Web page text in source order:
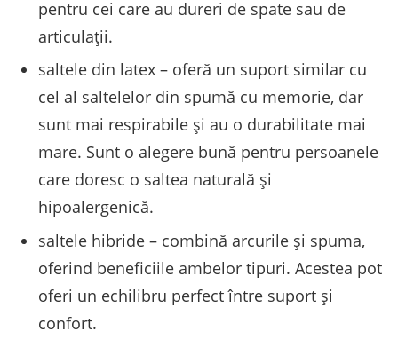
pentru cei care au dureri de spate sau de
articulații.
saltele din latex – oferă un suport similar cu
cel al saltelelor din spumă cu memorie, dar
sunt mai respirabile și au o durabilitate mai
mare. Sunt o alegere bună pentru persoanele
care doresc o saltea naturală și
hipoalergenică.
saltele hibride – combină arcurile și spuma,
oferind beneficiile ambelor tipuri. Acestea pot
oferi un echilibru perfect între suport și
confort.